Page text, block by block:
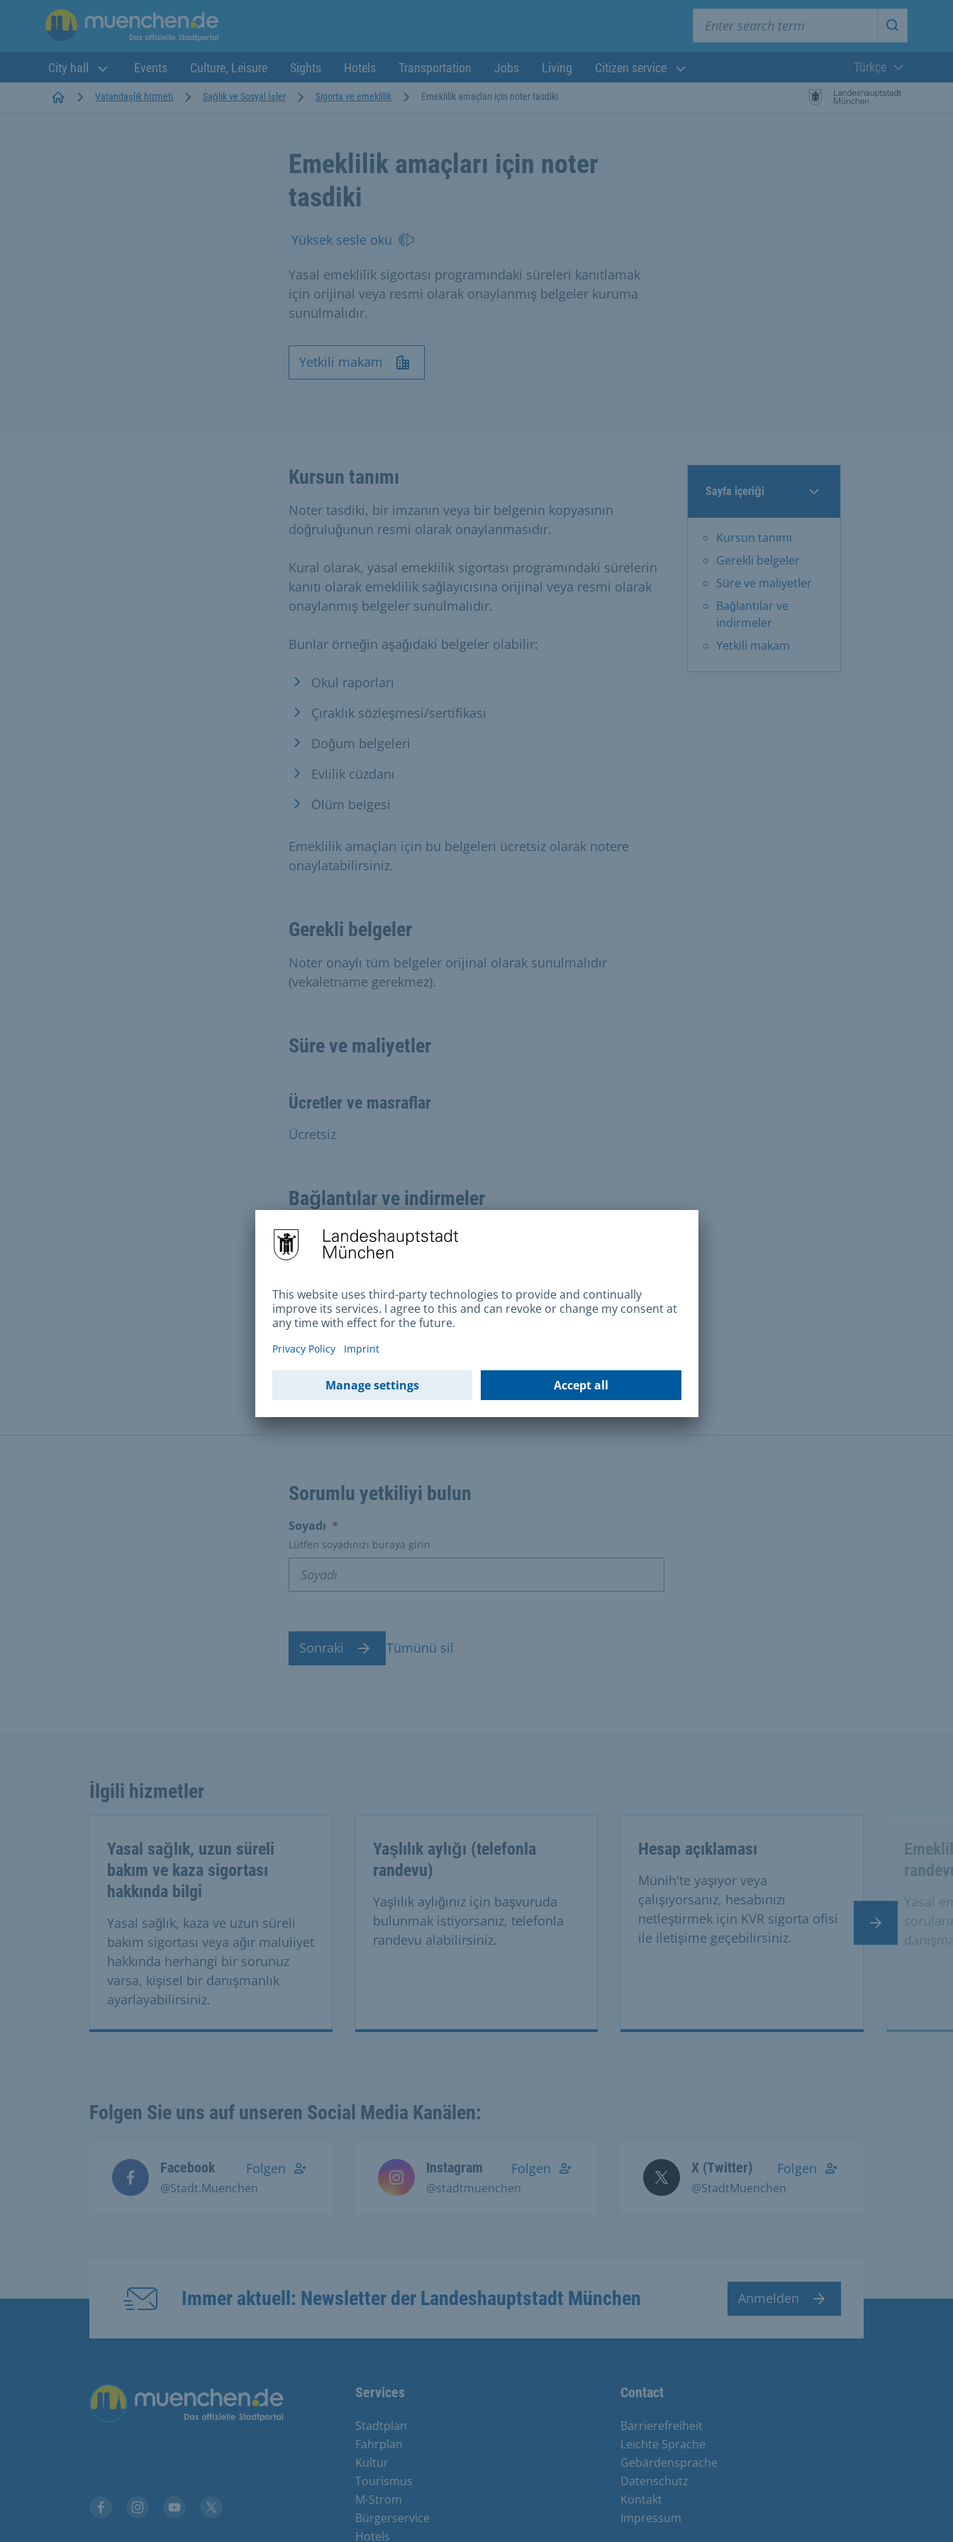
Start
City hall Events Culture, Leisure Sights Hotels Transportation Jobs Living Citizen service
Güncel dil:
Türkçe
StartseiteVatandaşlık hizmeti Sağlık ve Sosyal İşler Sigorta ve emeklilik Emeklilik amaçları için noter tasdiki
Emeklilik amaçları için noter
tasdiki
Yüksek sesle oku
Yasal emeklilik sigortası programındaki süreleri kanıtlamak
için orijinal veya resmi olarak onaylanmış belgeler kuruma
sunulmalıdır.
Yetkili makam
Sayfa içeriği
Kursun tanımı
Gerekli belgeler
Süre ve maliyetler
Bağlantılar ve
indirmeler
Yetkili makam
Kursun tanımı
Noter tasdiki, bir imzanın veya bir belgenin kopyasının
doğruluğunun resmi olarak onaylanmasıdır.
Kural olarak, yasal emeklilik sigortası programındaki sürelerin
kanıtı olarak emeklilik sağlayıcısına orijinal veya resmi olarak
onaylanmış belgeler sunulmalıdır.
Bunlar örneğin aşağıdaki belgeler olabilir:
Okul raporları
Çıraklık sözleşmesi/sertifikası
Doğum belgeleri
Evlilik cüzdanı
Ölüm belgesi
Emeklilik amaçları için bu belgeleri ücretsiz olarak notere
onaylatabilirsiniz.
Gerekli belgeler
Noter onaylı tüm belgeler orijinal olarak sunulmalıdır
(vekaletname gerekmez).
Süre ve maliyetler
Ücretler ve masraflar
Ücretsiz
Bağlantılar ve indirmeler
İletişim formu
Vekaletname
Genel Veri Koruma Yönetmeliği
Sorumlu yetkiliyi bulun
Soyadı *
Lütfen soyadınızı buraya girin
Sonraki Tümünü sil
İlgili hizmetler
Yasal sağlık, uzun süreli
bakım ve kaza sigortası
hakkında bilgi
Yasal sağlık, kaza ve uzun süreli
bakım sigortası veya ağır maluliyet
hakkında herhangi bir sorunuz
varsa, kişisel bir danışmanlık
ayarlayabilirsiniz.
Yaşlılık aylığı (telefonla
randevu)
Yaşlılık aylığınız için başvuruda
bulunmak istiyorsanız, telefonla
randevu alabilirsiniz.
Hesap açıklaması
Münih'te yaşıyor veya
çalışıyorsanız, hesabınızı
netleştirmek için KVR sigorta ofisi
ile iletişime geçebilirsiniz.
Yasal
Sonraki slayt
Folgen Sie uns auf unseren Social Media Kanälen:
Facebook
@Stadt.Muenchen
Folgen Instagram
@stadtmuenchen
Folgen X (Twitter)
@StadtMuenchen
Folgen
Immer aktuell: Newsletter der Landeshauptstadt München Anmelden
Übergreifende Links Services
Stadtplan
Fahrplan
Kultur
Tourismus
M-Strom
Bürgerservice
Hotels
Contact
Barrierefreiheit
Leichte Sprache
Gebärdensprache
Datenschutz
Kontakt
Impressum